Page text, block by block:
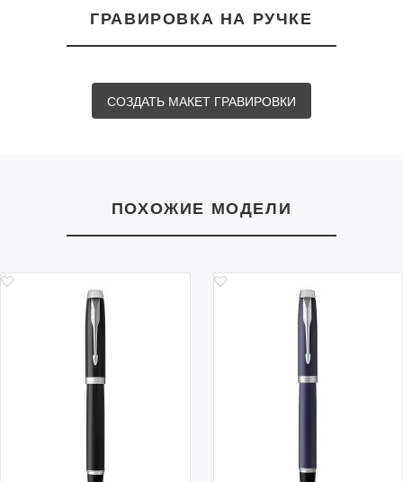
ГРАВИРОВКА НА РУЧКЕ
СОЗДАТЬ МАКЕТ ГРАВИРОВКИ
ПОХОЖИЕ МОДЕЛИ